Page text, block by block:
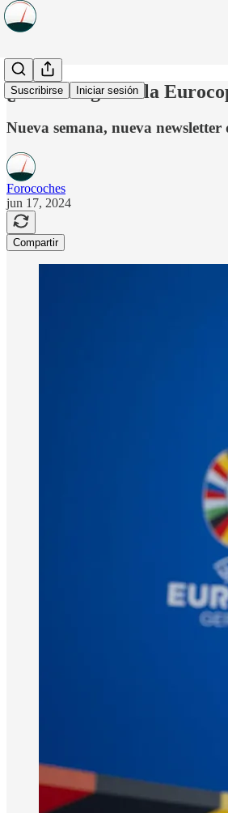
Suscribirse Iniciar sesión
¿Vamos a ganar la
Nueva semana, nueva
Forocoches
jun 17, 2024
Compartir